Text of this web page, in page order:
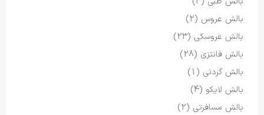
بالش عروس (2)
بالش عروسکی (23)
بالش فانتزی (28)
بالش گردنی (1)
بالش لایکو (4)
بالش مسافرتی (2)